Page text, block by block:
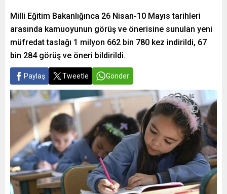
Milli Eğitim Bakanlığınca 26 Nisan-10 Mayıs tarihleri
arasında kamuoyunun görüş ve önerisine sunulan yeni
müfredat taslağı 1 milyon 662 bin 780 kez indirildi, 67
bin 284 görüş ve öneri bildirildi.
Paylaş Tweetle Gönder